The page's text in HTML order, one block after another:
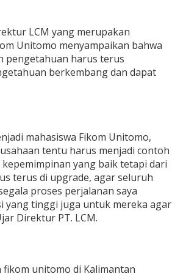
LCM yang merupakan
Unitomo menyampaikan bahwa
pengetahuan harus terus
berkembang dan dapat
mahasiswa Fikom Unitomo,
tentu harus menjadi contoh
yang baik tetapi dari
terus di upgrade, agar seluruh
proses perjalanan saya
yang tinggi juga untuk mereka agar
Direktur PT. LCM.
unitomo di Kalimantan